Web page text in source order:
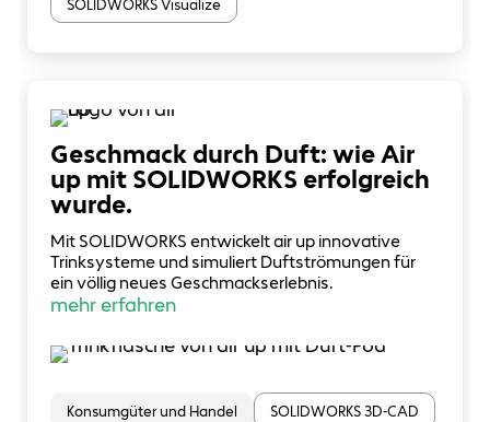
SOLIDWORKS Visualize
Geschmack durch Duft: wie Air
up mit SOLIDWORKS erfolgreich
wurde.
Mit SOLIDWORKS entwickelt air up innovative
Trinksysteme und simuliert Duftströmungen für
ein völlig neues Geschmackserlebnis.
mehr erfahren
Konsumgüter und Handel
SOLIDWORKS 3D-CAD